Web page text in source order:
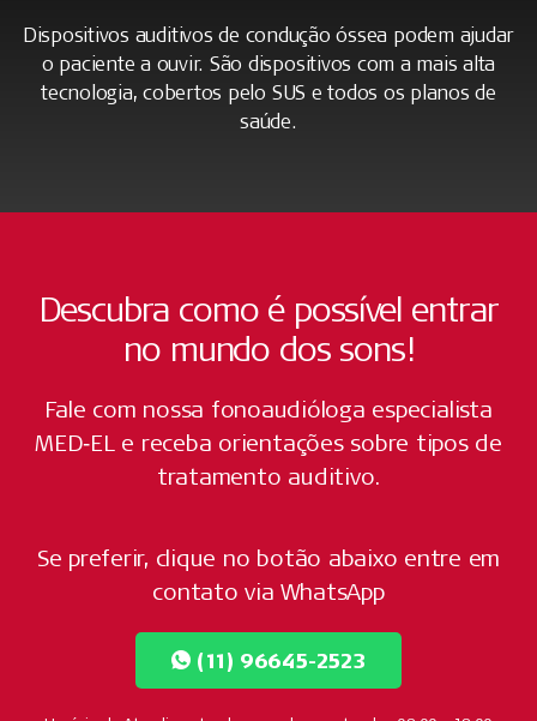
Dispositivos auditivos de condução óssea podem ajudar
o paciente a ouvir. São dispositivos com a mais alta
tecnologia, cobertos pelo SUS e todos os planos de
saúde.
Descubra como é possível entrar
no mundo dos sons!
Fale com nossa fonoaudióloga especialista
MED‑EL e receba orientações sobre tipos de
tratamento auditivo.
Se preferir, clique no botão abaixo entre em
contato via WhatsApp
(11) 96645-2523